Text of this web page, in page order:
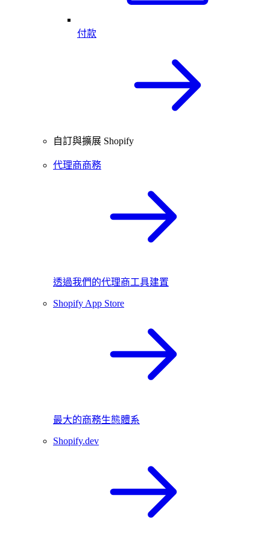
付款
自訂與擴展 Shopify
代理商商務
透過我們的代理商工具建置
Shopify App Store
最大的商務生態體系
Shopify.dev